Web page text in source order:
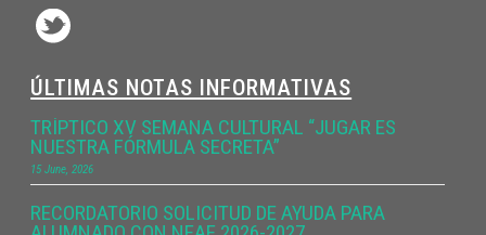
ÚLTIMAS NOTAS INFORMATIVAS
TRÍPTICO XV SEMANA CULTURAL “JUGAR ES
NUESTRA FÓRMULA SECRETA”
15 June, 2026
RECORDATORIO SOLICITUD DE AYUDA PARA